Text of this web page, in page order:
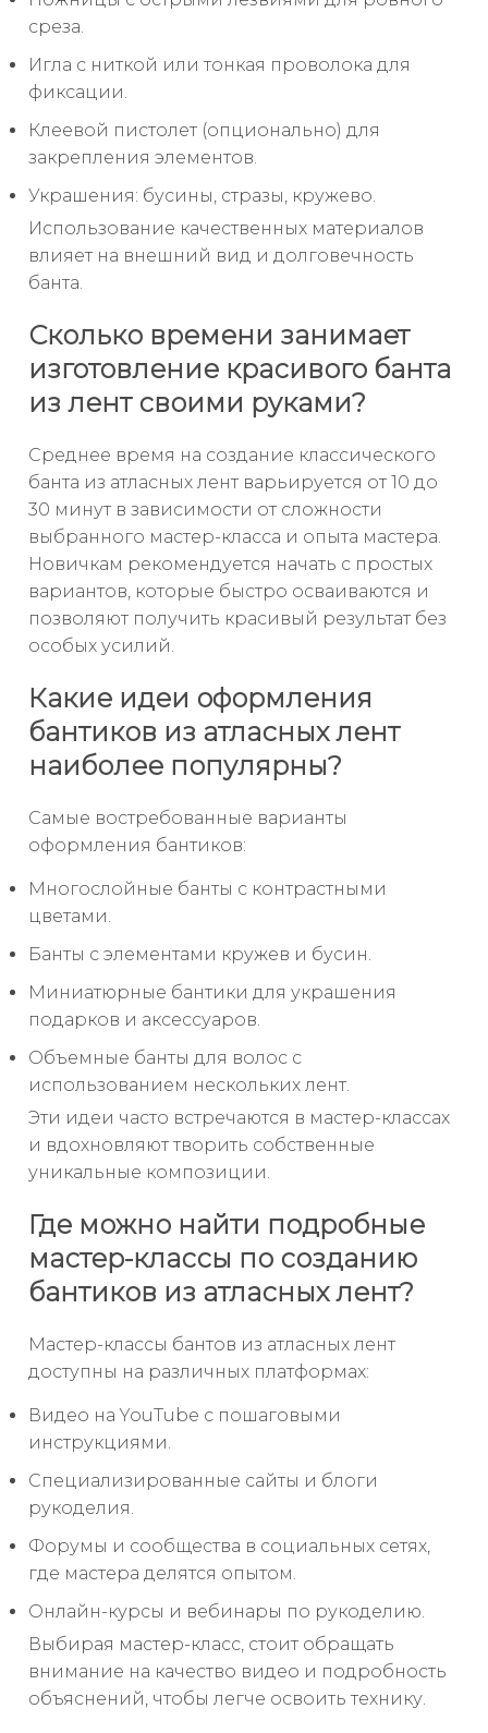
среза.
Игла с ниткой или тонкая проволока для
фиксации.
Клеевой пистолет (опционально) для
закрепления элементов.
Украшения: бусины, стразы, кружево.
Использование качественных материалов
влияет на внешний вид и долговечность
банта.
Сколько времени занимает
изготовление красивого банта
из лент своими руками?
Среднее время на создание классического
банта из атласных лент варьируется от 10 до
30 минут в зависимости от сложности
выбранного мастер-класса и опыта мастера.
Новичкам рекомендуется начать с простых
вариантов, которые быстро осваиваются и
позволяют получить красивый результат без
особых усилий.
Какие идеи оформления
бантиков из атласных лент
наиболее популярны?
Самые востребованные варианты
оформления бантиков:
Многослойные банты с контрастными
цветами.
Банты с элементами кружев и бусин.
Миниатюрные бантики для украшения
подарков и аксессуаров.
Объемные банты для волос с
использованием нескольких лент.
Эти идеи часто встречаются в мастер-классах
и вдохновляют творить собственные
уникальные композиции.
Где можно найти подробные
мастер-классы по созданию
бантиков из атласных лент?
Мастер-классы бантов из атласных лент
доступны на различных платформах:
Видео на YouTube с пошаговыми
инструкциями.
Специализированные сайты и блоги
рукоделия.
Форумы и сообщества в социальных сетях,
где мастера делятся опытом.
Онлайн-курсы и вебинары по рукоделию.
Выбирая мастер-класс, стоит обращать
внимание на качество видео и подробность
объяснений, чтобы легче освоить технику.